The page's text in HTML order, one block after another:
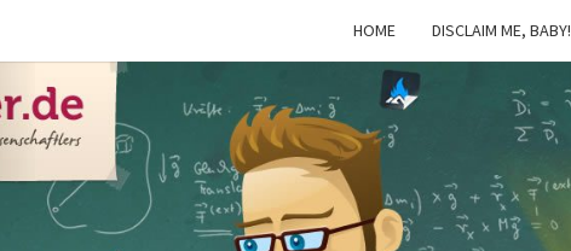
HOME DISCLAIM ME, BABY!